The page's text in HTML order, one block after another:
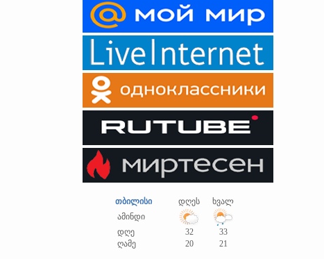
თბილისი დღეს
ხვალ
ამინდი
დღე
32
33
ღამე
20 21